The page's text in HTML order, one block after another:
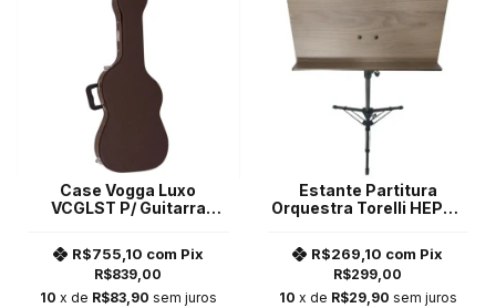
Case Vogga Luxo
VCGLST P/ Guitarra
R$839,00
R$755,10 com Pix
10 x de R$83,90 sem juros
Estante Partitura
Orquestra Torelli HEP30
R$299,00
R$269,10 com Pix
10 x de R$29,90 sem juros